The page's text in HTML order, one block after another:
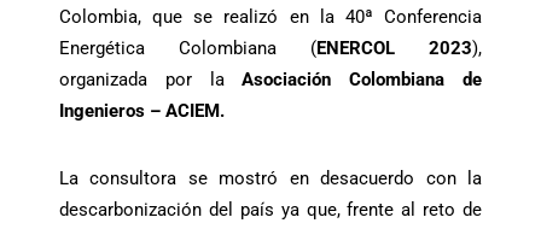
Colombia, que se realizó en la 40ª Conferencia
Energética Colombiana (ENERCOL 2023),
organizada por laAsociación Colombiana de
Ingenieros – ACIEM.
La consultora se mostró en desacuerdo con la
descarbonización del país ya que, frente al reto de